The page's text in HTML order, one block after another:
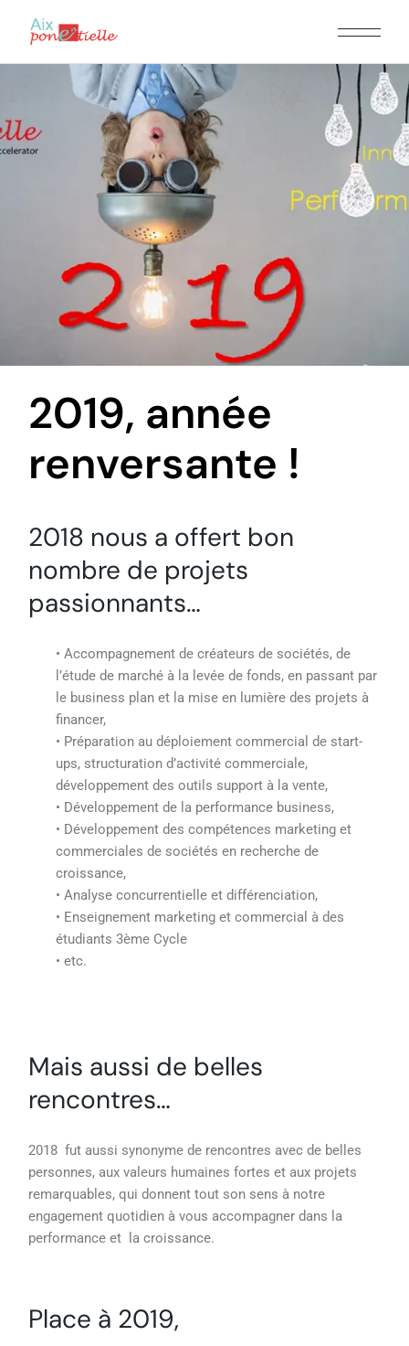
2019, année
renversante !
2018 nous a offert bon
nombre de projets
passionnants…
• Accompagnement de créateurs de sociétés, de
l’étude de marché à la levée de fonds, en passant par
le business plan et la mise en lumière des projets à
financer,
• Préparation au déploiement commercial de start-
ups, structuration d’activité commerciale,
développement des outils support à la vente,
• Développement de la performance business,
• Développement des compétences marketing et
commerciales de sociétés en recherche de
croissance,
• Analyse concurrentielle et différenciation,
• Enseignement marketing et commercial à des
étudiants 3ème Cycle
• etc.
Mais aussi de belles
rencontres…
2018 fut aussi synonyme de rencontres avec de belles
personnes, aux valeurs humaines fortes et aux projets
remarquables, qui donnent tout son sens à notre
engagement quotidien à vous accompagner dans la
performance et la croissance.
Place à 2019,